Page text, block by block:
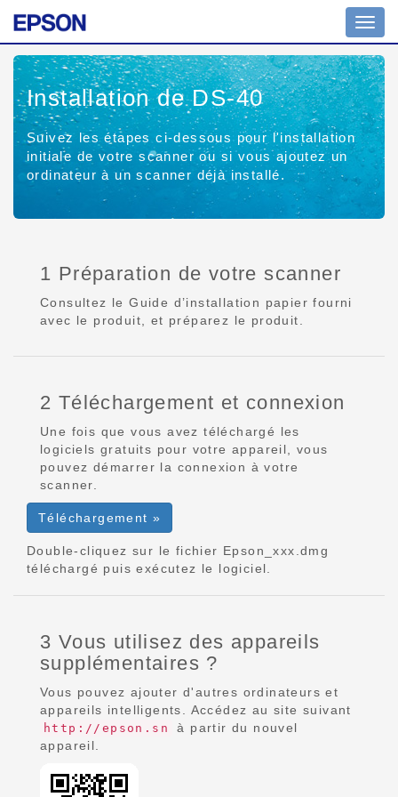
ou
la
Installation de DS-40
Suivez les étapes ci-dessous pour l'installation
initiale de votre scanner ou si vous ajoutez un
ordinateur à un scanner déjà installé.
1 Préparation de votre scanner
Consultez le Guide d’installation papier fourni
avec le produit, et préparez le produit.
2 Téléchargement et connexion
Une fois que vous avez téléchargé les
logiciels gratuits pour votre appareil, vous
pouvez démarrer la connexion à votre
scanner.
Téléchargement »
Double-cliquez sur le fichier Epson_xxx.dmg
téléchargé puis exécutez le logiciel.
3 Vous utilisez des appareils
supplémentaires ?
Vous pouvez ajouter d'autres ordinateurs et
appareils intelligents. Accédez au site suivant
http://epson.sn
à partir du nouvel
appareil.